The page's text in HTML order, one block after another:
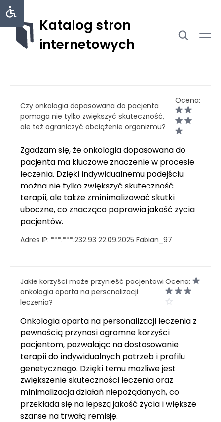
Katalog stron
internetowych
Czy onkologia dopasowana do pacjenta
pomaga nie tylko zwiększyć skuteczność,
ale też ograniczyć obciążenie organizmu?
Ocena:
Zgadzam się, że onkologia dopasowana do
pacjenta ma kluczowe znaczenie w procesie
leczenia. Dzięki indywidualnemu podejściu
można nie tylko zwiększyć skuteczność
terapii, ale także zminimalizować skutki
uboczne, co znacząco poprawia jakość życia
pacjentów.
Adres IP: ***.***.232.93 22.09.2025 Fabian_97
Jakie korzyści może przynieść pacjentowi
onkologia oparta na personalizacji
leczenia?
Ocena:
Onkologia oparta na personalizacji leczenia z
pewnością przynosi ogromne korzyści
pacjentom, pozwalając na dostosowanie
terapii do indywidualnych potrzeb i profilu
genetycznego. Dzięki temu możliwe jest
zwiększenie skuteczności leczenia oraz
minimalizacja działań niepożądanych, co
przekłada się na lepszą jakość życia i większe
szanse na trwałą remisję.